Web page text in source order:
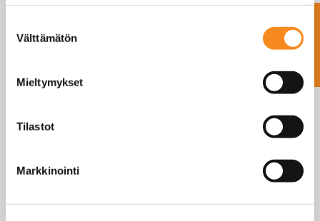
valinta
Välttämätön
Mieltymykset
Tilastot
Markkinointi
pyörätuolivaaka
LUE LISÄÄ
pyörätuolivaaka
Ota yhteyttä